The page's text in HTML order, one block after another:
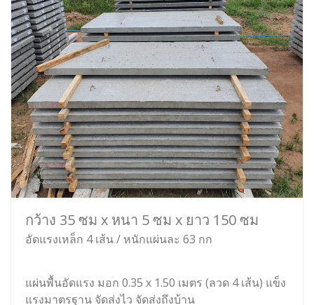
กว้าง 35 ซม x หนา 5 ซม x ยาว 150 ซม
อัดแรงเหล็ก 4 เส้น / หนักแผ่นละ 63 กก
แผ่นพื้นอัดแรง มอก 0.35 x 1.50 เมตร (ลวด 4 เส้น) แข็ง
แรงมาตรฐาน จัดส่งไว จัดส่งถึงบ้าน